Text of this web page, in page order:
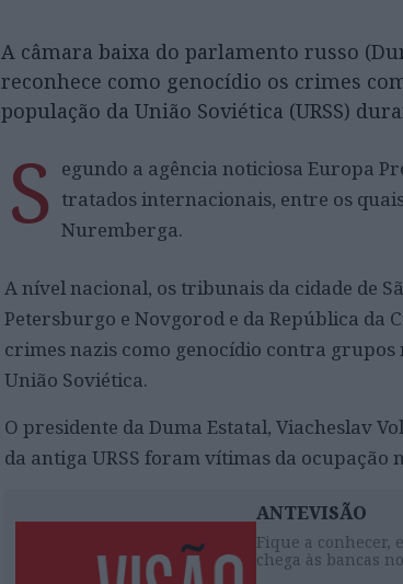
A câmara baixa do parlamento russo
reconhece como genocídio os crimes
população da União Soviética (URSS)
S egundo a agência noticiosa Europa
tratados internacionais, entre os
Nuremberga.
A nível nacional, os tribunais da cidade de
Petersburgo e Novgorod e da República
crimes nazis como genocídio contra
União Soviética.
O presidente da Duma Estatal, Viacheslav
da antiga URSS foram vítimas da ocupação
ANTEVISÃO
Fique a conhecer,
chega às bancas